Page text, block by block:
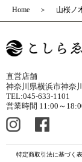
Home 山桜ノ
直営店舗
神奈川県横浜市神奈
TEL:045-633-1101
営業時間 11:00～
特定商取引法に基づく